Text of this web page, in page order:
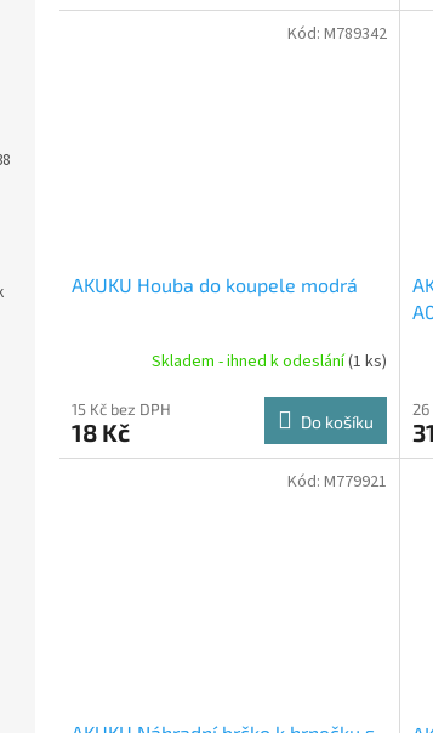
AKUKU Houba do koupele modrá
Skladem - ihned k odeslání(1 ks)
15 Kč bez DPH
18 Kč Do košíku
Kód: M789342
26
Kód: M779921